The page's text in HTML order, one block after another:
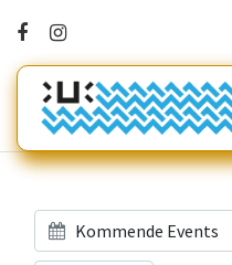
Kommende Events